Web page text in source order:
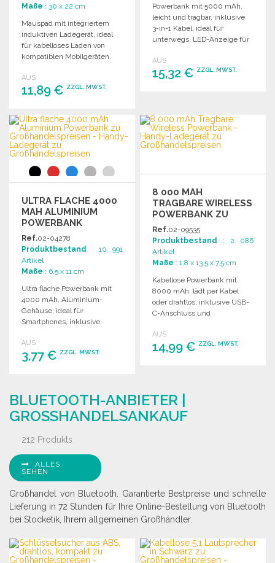
Maße : 30 x 22 cm
Mauspad mit integriertem
induktiven Ladegerät, ideal
für kabelloses Laden von
kompatiblen Mobilgeräten.
Kabel.
AUS
11,89 € ZZGL. MWST.
BESTELLEN
Angebot anfordern
Powerbank mit 5000 mAh,
leicht und tragbar, inklusive
3-in-1 Kabel, ideal für
unterwegs. LED-Anzeige für
AUS
15,32 € ZZGL. MWST.
Angebot anfordern
ULTRA FLACHE 4000
MAH ALUMINIUM
POWERBANK
Ref.02-04278
Produktbestand : 10 991
Artikel
Maße : 6.5 x 11 cm
Ultra flache Powerbank mit
4000 mAh, Aluminium-
Gehäuse, ideal für
Smartphones, inklusive
AUS
3,77 € ZZGL. MWST.
Angebot anfordern
8 000 MAH
TRAGBARE WIRELESS
POWERBANK ZU
GROSSHANDELSPREISEN
Ref.02-09535
Produktbestand : 2 086
Artikel
Maße : 1.8 x 13.5 x 7.5 cm
Kabellose Powerbank mit
8000 mAh, lädt per Kabel
oder drahtlos, inklusive USB-
C-Anschluss und
Ausgangsoptionen.
AUS
14,99 € ZZGL. MWST.
Angebot anfordern
BLUETOOTH-ANBIETER |
GROSSHANDELSANKAUF
212 Produkts
ALLES
SEHEN
Großhandel von Bluetooth. Garantierte Bestpreise und schnelle
Lieferung in 72 Stunden für Ihre Online-Bestellung von Bluetooth
bei Stocketik, Ihrem allgemeinen Großhändler.